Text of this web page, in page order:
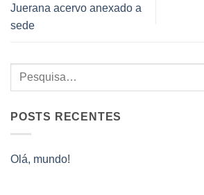
Juerana acervo anexado a
sede
POSTS RECENTES
Olá, mundo!